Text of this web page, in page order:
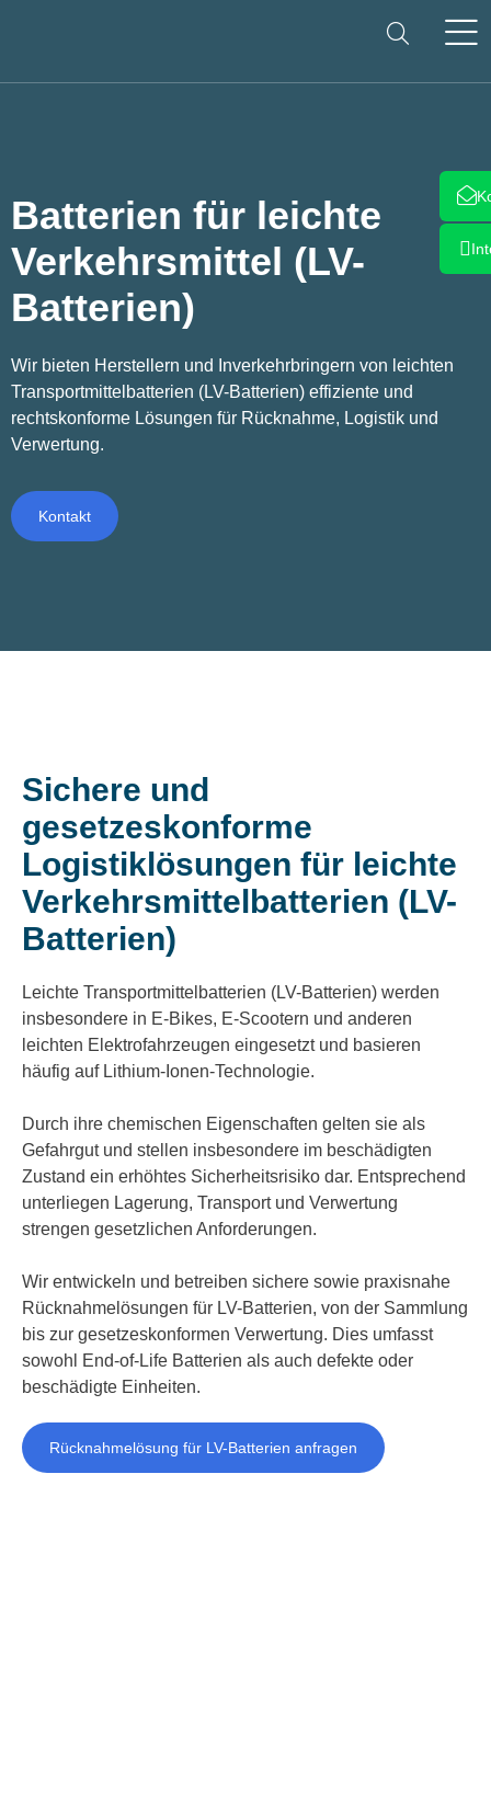
Batterien für leichte
Verkehrsmittel (LV-
Batterien)
Wir bieten Herstellern und Inverkehrbringern von leichten
Transportmittelbatterien (LV-Batterien) effiziente und
rechtskonforme Lösungen für Rücknahme, Logistik und
Verwertung.
Kontakt
Sichere und
gesetzeskonforme
Logistiklösungen für leichte
Verkehrsmittelbatterien (LV-
Batterien)
Leichte Transportmittelbatterien (LV-Batterien) werden
insbesondere in E‑Bikes, E‑Scootern und anderen
leichten Elektrofahrzeugen eingesetzt und basieren
häufig auf Lithium-Ionen-Technologie.
Durch ihre chemischen Eigenschaften gelten sie als
Gefahrgut und stellen insbesondere im beschädigten
Zustand ein erhöhtes Sicherheitsrisiko dar. Entsprechend
unterliegen Lagerung, Transport und Verwertung
strengen gesetzlichen Anforderungen.
Wir entwickeln und betreiben sichere sowie praxisnahe
Rücknahmelösungen für LV-Batterien, von der Sammlung
bis zur gesetzeskonformen Verwertung. Dies umfasst
sowohl End-of-Life Batterien als auch defekte oder
beschädigte Einheiten.
Rücknahmelösung für LV-Batterien anfragen